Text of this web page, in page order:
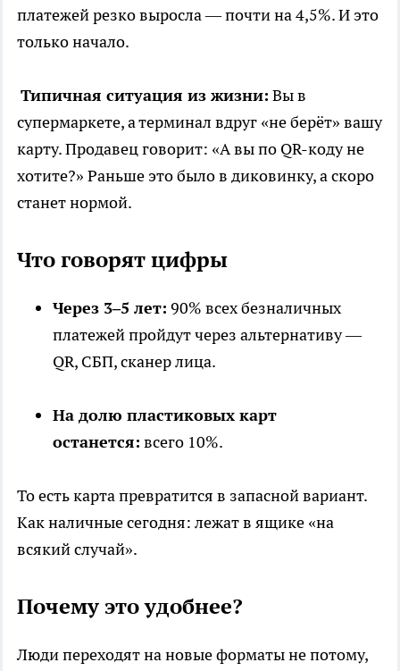
платежей резко выросла — почти на 4,5%. И это
только начало.
Типичная ситуация из жизни: Вы в
супермаркете, а терминал вдруг «не берёт» вашу
карту. Продавец говорит: «А вы по QR-коду не
хотите?» Раньше это было в диковинку, а скоро
станет нормой.
Что говорят цифры
Через 3–5 лет: 90% всех безналичных
платежей пройдут через альтернативу —
QR, СБП, сканер лица.
На долю пластиковых карт
останется: всего 10%.
То есть карта превратится в запасной вариант.
Как наличные сегодня: лежат в ящике «на
всякий случай».
Почему это удобнее?
Люди переходят на новые форматы не потому,